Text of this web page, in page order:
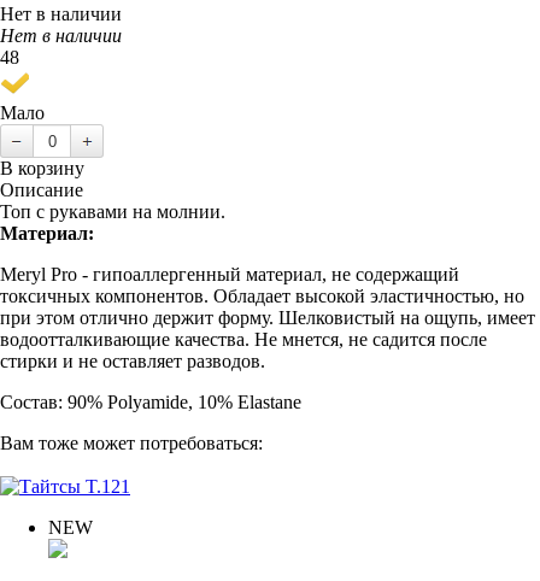
Нет в наличии
Нет в наличии
48
Мало
В корзину
Описание
Топ с рукавами на молнии.
Материал:
Meryl Pro - гипоаллергенный материал, не содержащий
токсичных компонентов. Обладает высокой эластичностью, но
при этом отлично держит форму. Шелковистый на ощупь, имеет
водоотталкивающие качества. Не мнется, не садится после
стирки и не оставляет разводов.
Состав: 90% Polyamide, 10% Elastane
Вам тоже может потребоваться:
NEW